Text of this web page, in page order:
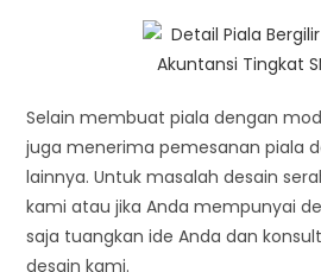
Selain membuat piala dengan
juga menerima pemesanan piala
lainnya. Untuk masalah desain
kami atau jika Anda mempunyai
saja tuangkan ide Anda dan
desain kami.